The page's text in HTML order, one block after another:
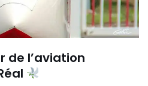
de l’aviation